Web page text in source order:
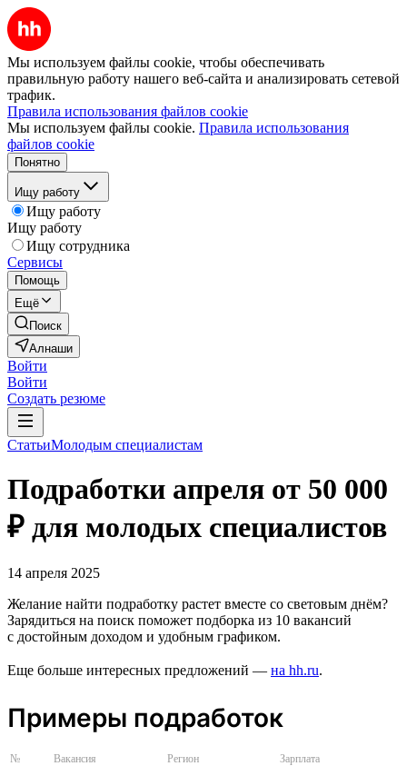
Мы используем файлы cookie, чтобы обеспечивать
правильную работу нашего веб-сайта и анализировать сетевой
трафик.
Правила использования файлов cookie
Мы используем файлы cookie. Правила использования
файлов cookie
Понятно
Ищу работу
Ищу работу
Ищу работу
Ищу сотрудника
Сервисы
Помощь
Ещё
Поиск
Алнаши
Войти
Войти
Создать резюме
СтатьиМолодым специалистам
Подработки апреля от 50 000
₽ для молодых специалистов
14 апреля 2025
Желание найти подработку растет вместе со световым днём?
Зарядиться на поиск поможет подборка из 10 вакансий
с достойным доходом и удобным графиком.
Еще больше интересных предложений — на hh.ru.
Примеры подработок
№ Вакансия Регион Зарплата